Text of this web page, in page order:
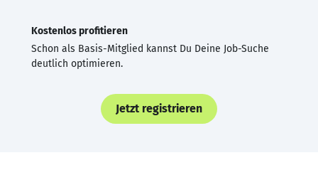
Kostenlos profitieren
Schon als Basis-Mitglied kannst Du Deine Job-Suche
deutlich optimieren.
Jetzt registrieren